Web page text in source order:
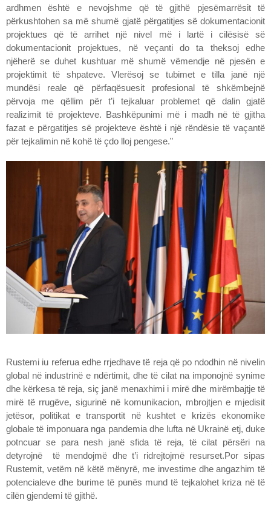
ardhmen është e nevojshme që të gjithë pjesëmarrësit të
përkushtohen sa më shumë gjatë përgatitjes së dokumentacionit
projektues që të arrihet një nivel më i lartë i cilësisë së
dokumentacionit projektues, në veçanti do ta theksoj edhe
njëherë se duhet kushtuar më shumë vëmendje në pjesën e
projektimit të shpateve. Vlerësoj se tubimet e tilla janë një
mundësi reale që përfaqësuesit profesional të shkëmbejnë
përvoja me qëllim për t’i tejkaluar problemet që dalin gjatë
realizimit të projekteve. Bashkëpunimi më i madh në të gjitha
fazat e përgatitjes së projekteve është i një rëndësie të vaçantë
për tejkalimin në kohë të çdo lloj pengese.”
Rustemi iu referua edhe rrjedhave të reja që po ndodhin në nivelin
global në industrinë e ndërtimit, dhe të cilat na imponojnë synime
dhe kërkesa të reja, siç janë menaxhimi i mirë dhe mirëmbajtje të
mirë të rrugëve, sigurinë në komunikacion, mbrojtjen e mjedisit
jetësor, politikat e transportit në kushtet e krizës ekonomike
globale të imponuara nga pandemia dhe lufta në Ukrainë etj, duke
potncuar se para nesh janë sfida të reja, të cilat përsëri na
detyrojnë të mendojmë dhe t’i ridrejtojmë resurset.Por sipas
Rustemit, vetëm në këtë mënyrë, me investime dhe angazhim të
potencialeve dhe burime të punës mund të tejkalohet kriza në të
cilën gjendemi të gjithë.